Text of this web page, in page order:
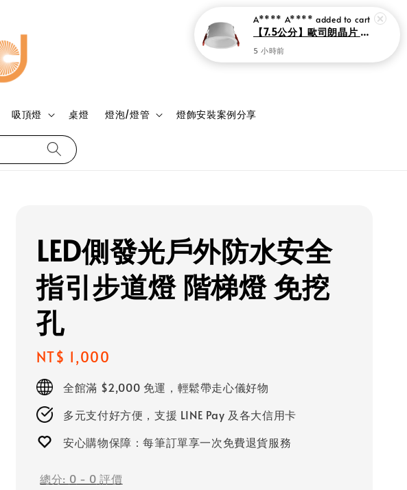
吸頂燈 桌燈 燈泡/燈管 燈飾安裝案例分享
登入
LED側發光戶外防水安全
指引步道燈 階梯燈 免挖
孔
Regular
price
NT$ 1,000
全館滿 $2,000 免運，輕鬆帶走心儀好物
多元支付好方便，支援 LINE Pay 及各大信用卡
安心購物保障：每筆訂單享一次免費退貨服務
總分: 0 - 0 評價